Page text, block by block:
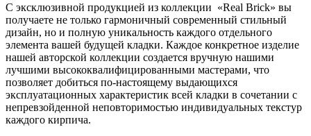
С эксклюзивной продукцией из коллекции «Real Brick» вы
получаете не только гармоничный современный стильный
дизайн, но и полную уникальность каждого отдельного
элемента вашей будущей кладки. Каждое конкретное изделие
нашей авторской коллекции создается вручную нашими
лучшими высококвалифицированными мастерами, что
позволяет добиться по-настоящему выдающихся
эксплуатационных характеристик всей кладки в сочетании с
непревзойденной неповторимостью индивидуальных текстур
каждого кирпича.